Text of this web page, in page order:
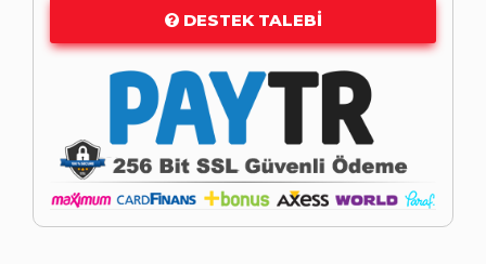
DESTEK TALEBI